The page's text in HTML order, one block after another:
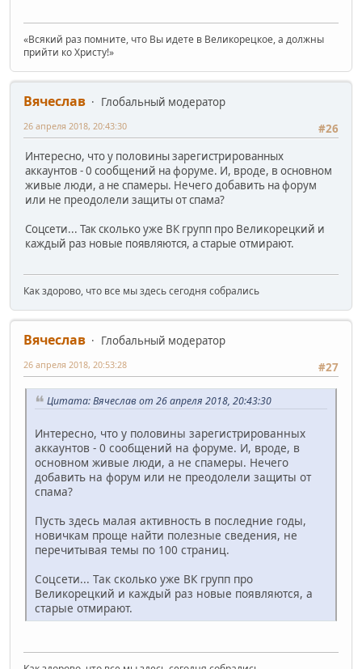
«Всякий раз помните, что Вы идете в Великорецкое, а должны
прийти ко Христу!»
Вячеслав
Глобальный модератор
#26
26 апреля 2018, 20:43:30
Интересно, что у половины зарегистрированных
аккаунтов - 0 сообщений на форуме. И, вроде, в основном
живые люди, а не спамеры. Нечего добавить на форум
или не преодолели защиты от спама?
Соцсети... Так сколько уже ВК групп про Великорецкий и
каждый раз новые появляются, а старые отмирают.
Как здорово, что все мы здесь сегодня собрались
Вячеслав
Глобальный модератор
#27
26 апреля 2018, 20:53:28
Цитата: Вячеслав от 26 апреля 2018, 20:43:30
Интересно, что у половины зарегистрированных
аккаунтов - 0 сообщений на форуме. И, вроде, в
основном живые люди, а не спамеры. Нечего
добавить на форум или не преодолели защиты от
спама?
Пусть здесь малая активность в последние годы,
новичкам проще найти полезные сведения, не
перечитывая темы по 100 страниц.
Соцсети... Так сколько уже ВК групп про
Великорецкий и каждый раз новые появляются, а
старые отмирают.